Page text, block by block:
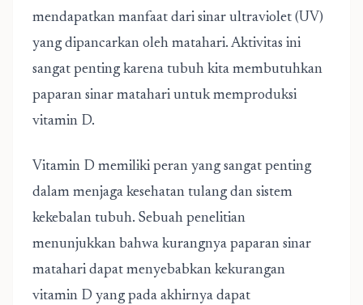
mendapatkan manfaat dari sinar ultraviolet (UV)
yang dipancarkan oleh matahari. Aktivitas ini
sangat penting karena tubuh kita membutuhkan
paparan sinar matahari untuk memproduksi
vitamin D.
Vitamin D memiliki peran yang sangat penting
dalam menjaga kesehatan tulang dan sistem
kekebalan tubuh. Sebuah penelitian
menunjukkan bahwa kurangnya paparan sinar
matahari dapat menyebabkan kekurangan
vitamin D yang pada akhirnya dapat